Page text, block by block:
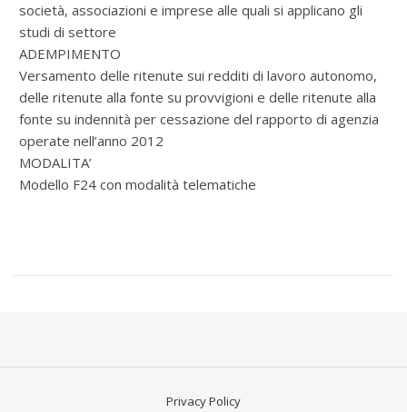
società, associazioni e imprese alle quali si applicano gli
studi di settore
ADEMPIMENTO
Versamento delle ritenute sui redditi di lavoro autonomo,
delle ritenute alla fonte su provvigioni e delle ritenute alla
fonte su indennità per cessazione del rapporto di agenzia
operate nell’anno 2012
MODALITA’
Modello F24 con modalità telematiche
Privacy Policy